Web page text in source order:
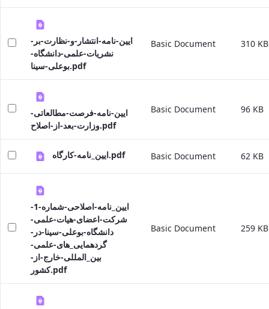
ایین-نامه-انتشار-و-نظارت-بر-
نشریات-علمی-دانشگاه-
بوعلی-سینا.pdf
Basic Document 310 KB
ایین-نامه-فرصت-مطالعاتی-
وزارت-بعد-از-اصلاح.pdf
Basic Document 96 KB
ایین_نامه-کارگاه.pdf Basic Document 62 KB
ایین_نامه-اصلاحی-شماره-1-
شرکت-اعضای-هیات-علمی-
دانشگاه-بوعلی-سینا-در-
گردهمایی_های-علمی-
بین_المللی-خارج-از-
کشور.pdf
Basic Document 259 KB